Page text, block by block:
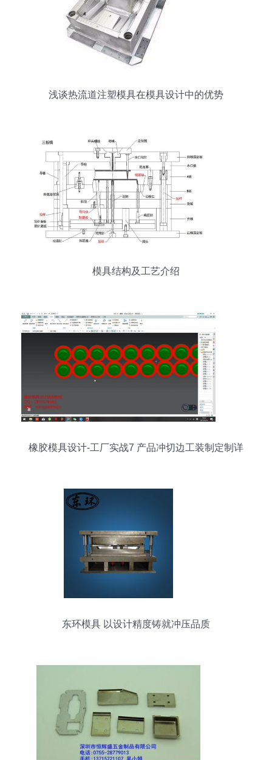
浅谈热流道注塑模具在模具设计中的优势
模具结构及工艺介绍
橡胶模具设计-工厂实战7 产品冲切边工装制定制详
东环模具 以设计精度铸就冲压品质